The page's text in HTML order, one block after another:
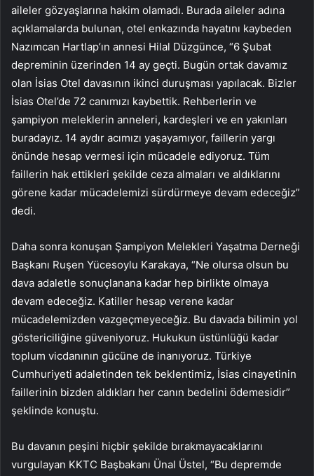
aileler gözyaşlarına hakim olamadı. Burada aileler adına
açıklamalarda bulunan, otel enkazında hayatını kaybeden
Nazımcan Hartlap’ın annesi Hilal Düzgünce, “6 Şubat
depreminin üzerinden 14 ay geçti. Bugün ortak davamız
olan İsias Otel davasının ikinci duruşması yapılacak. Bizler
İsias Otel’de 72 canımızı kaybettik. Rehberlerin ve
şampiyon meleklerin anneleri, kardeşleri ve en yakınları
buradayız. 14 aydır acımızı yaşayamıyor, faillerin yargı
önünde hesap vermesi için mücadele ediyoruz. Tüm
faillerin hak ettikleri şekilde ceza almaları ve aldıklarını
görene kadar mücadelemizi sürdürmeye devam edeceğiz”
dedi.
Daha sonra konuşan Şampiyon Melekleri Yaşatma Derneği
Başkanı Ruşen Yücesoylu Karakaya, “Ne olursa olsun bu
dava adaletle sonuçlanana kadar hep birlikte olmaya
devam edeceğiz. Katiller hesap verene kadar
mücadelemizden vazgeçmeyeceğiz. Bu davada bilimin yol
göstericiliğine güveniyoruz. Hukukun üstünlüğü kadar
toplum vicdanının gücüne de inanıyoruz. Türkiye
Cumhuriyeti adaletinden tek beklentimiz, İsias cinayetinin
faillerinin bizden aldıkları her canın bedelini ödemesidir”
şeklinde konuştu.
Bu davanın peşini hiçbir şekilde bırakmayacaklarını
vurgulayan KKTC Başbakanı Ünal Üstel, “Bu depremde